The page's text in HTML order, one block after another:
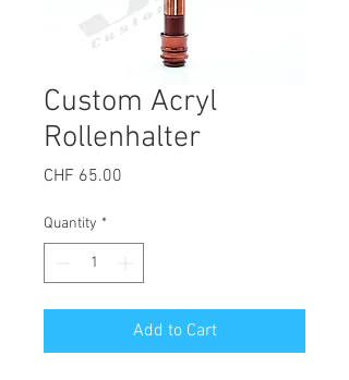
Custom Acryl
Rollenhalter
CHF 65.00
Quantity *
Add to Cart